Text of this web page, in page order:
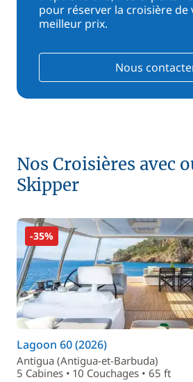
pour réserver la croisière de
meilleur prix.
Nous
Nos Croisières avec
Skipper
-35%
Lagoon 60 (2026)
Antigua (Antigua-et-Barbuda)
5 Cabines • 10 Couchages • 65 ft